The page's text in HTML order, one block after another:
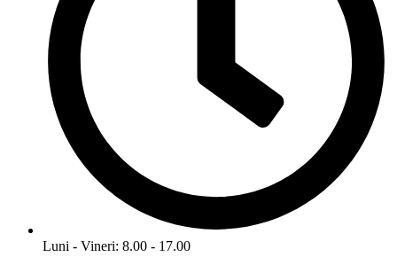
Luni - Vineri: 8.00 - 17.00